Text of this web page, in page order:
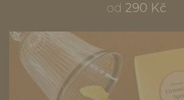
od 290 Kč